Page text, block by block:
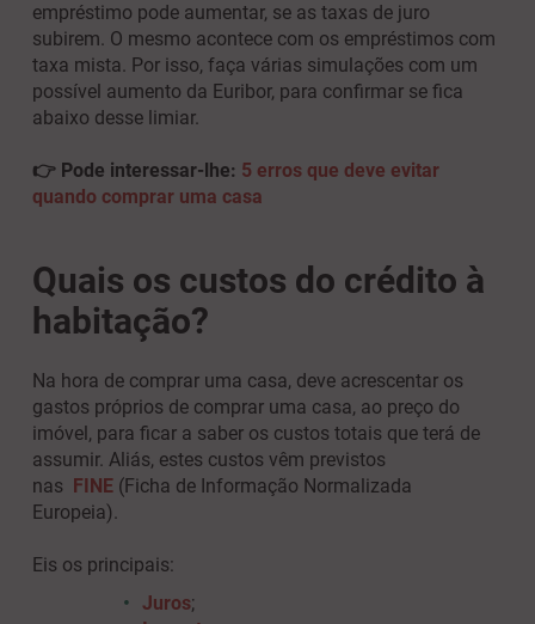
empréstimo pode aumentar, se as taxas de juro
subirem. O mesmo acontece com os empréstimos com
taxa mista. Por isso, faça várias simulações com um
possível aumento da Euribor, para confirmar se fica
abaixo desse limiar.
👉 Pode interessar-lhe: 5 erros que deve evitar
quando comprar uma casa
Quais os custos do crédito à
habitação?
Na hora de comprar uma casa, deve acrescentar os
gastos próprios de comprar uma casa, ao preço do
imóvel, para ficar a saber os custos totais que terá de
assumir. Aliás, estes custos vêm previstos
nas
FINE (Ficha de Informação Normalizada
Europeia).
Eis os principais:
Juros;